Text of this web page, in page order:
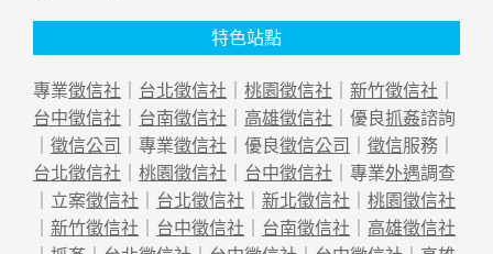
特色站點
專業徵信社 台北徵信社 桃園徵信社 新竹徵信社
台中徵信社
台南徵信社 高雄徵信社 ｜優良抓姦諮詢
徵信公司 ｜專業徵信社 ｜優良徵信公司 徵信服務｜
台北徵信社
桃園徵信社 台中徵信社 ｜專業外遇調查
｜立案徵信社 台北徵信社 新北徵信社
桃園徵信社
新竹徵信社 台中徵信社 台南徵信社
高雄徵信社